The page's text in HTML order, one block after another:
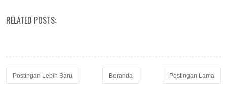
RELATED POSTS:
Postingan Lebih Baru Postingan Lama
Beranda